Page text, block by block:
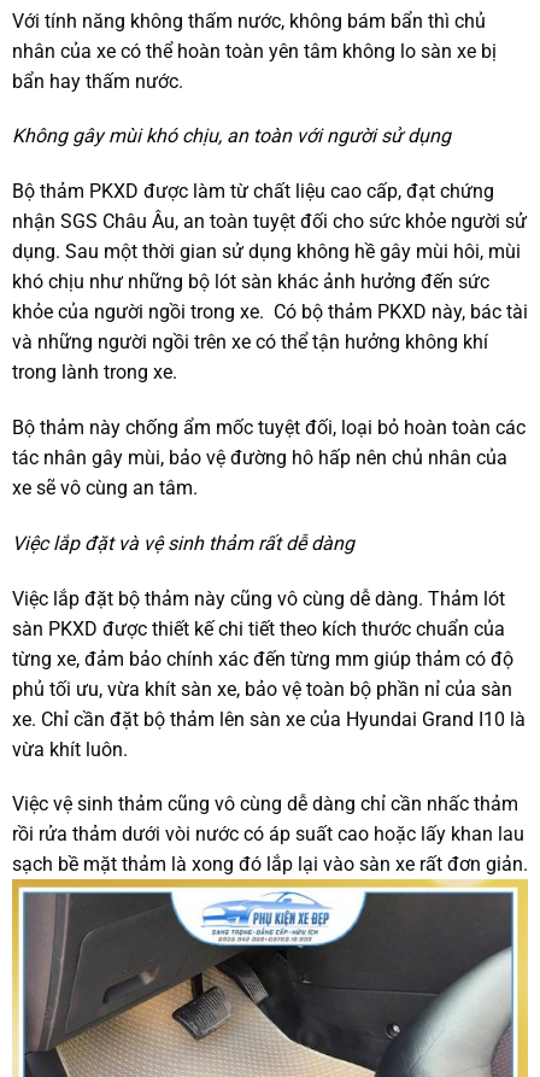
Với tính năng không thấm nước, không bám bẩn thì chủ
nhân của xe có thể hoàn toàn yên tâm không lo sàn xe bị
bẩn hay thấm nước.
Không gây mùi khó chịu, an toàn với người sử dụng
Bộ thảm PKXD được làm từ chất liệu cao cấp, đạt chứng
nhận SGS Châu Âu, an toàn tuyệt đối cho sức khỏe người sử
dụng. Sau một thời gian sử dụng không hề gây mùi hôi, mùi
khó chịu như những bộ lót sàn khác ảnh hưởng đến sức
khỏe của người ngồi trong xe. Có bộ thảm PKXD này, bác tài
và những người ngồi trên xe có thể tận hưởng không khí
trong lành trong xe.
Bộ thảm này chống ẩm mốc tuyệt đối, loại bỏ hoàn toàn các
tác nhân gây mùi, bảo vệ đường hô hấp nên chủ nhân của
xe sẽ vô cùng an tâm.
Việc lắp đặt và vệ sinh thảm rất dễ dàng
Việc lắp đặt bộ thảm này cũng vô cùng dễ dàng. Thảm lót
sàn PKXD được thiết kế chi tiết theo kích thước chuẩn của
từng xe, đảm bảo chính xác đến từng mm giúp thảm có độ
phủ tối ưu, vừa khít sàn xe, bảo vệ toàn bộ phần nỉ của sàn
xe. Chỉ cần đặt bộ thảm lên sàn xe của Hyundai Grand I10 là
vừa khít luôn.
Việc vệ sinh thảm cũng vô cùng dễ dàng chỉ cần nhấc thảm
rồi rửa thảm dưới vòi nước có áp suất cao hoặc lấy khan lau
sạch bề mặt thảm là xong đó lắp lại vào sàn xe rất đơn giản.